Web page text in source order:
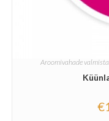
Aroomivahade
€